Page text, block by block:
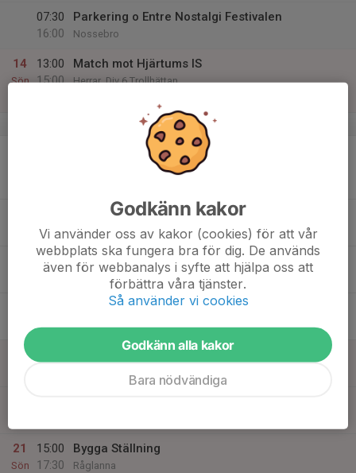
07:30
16:00
Parkering o Entre Nostalgi Festivalen
Nossebro
14
Sön
13:00
15:00
Match mot Hjärtums IS
Herrar, Div 6 Trollhättan
v.25
Match mot Annelunds IF U
Herrar, Utveckling B Vara
19:00
Träning
Bergevi IP
19:00
Träning
Bergevi IP
19
21
Sön
15:00
17:30
Bygga Ställning
Råglanna
Godkänn kakor
Vi använder oss av kakor (cookies) för att vår
webbplats ska fungera bra för dig. De används
även för webbanalys i syfte att hjälpa oss att
förbättra våra tjänster.
Så använder vi cookies
Godkänn alla kakor
Bara nödvändiga